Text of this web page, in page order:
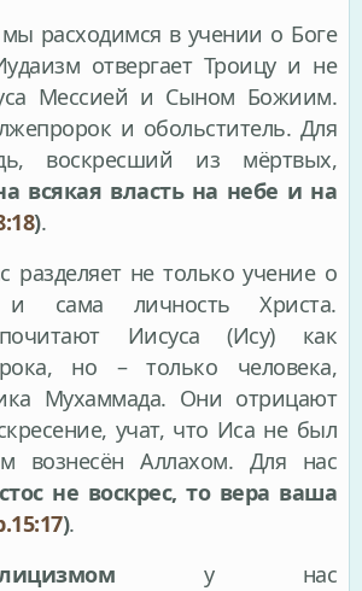
мы расходимся в учении о Боге
отвергает Троицу и не
Мессией и Сыном Божиим.
и обольститель. Для
воскресший из мёртвых,
всякая власть на небе и на
).
разделяет не только учение о
сама личность Христа.
Иисуса (Ису) как
но – только человека,
Мухаммада. Они отрицают
учат, что Иса не был
вознесён Аллахом. Для нас
не воскрес, то вера ваша
).
у нас